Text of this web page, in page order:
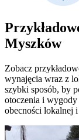
Myszków
Zobacz
wynajęcia wraz z
szybki sposób, by
otoczenia i wygody
obecności lokalnej